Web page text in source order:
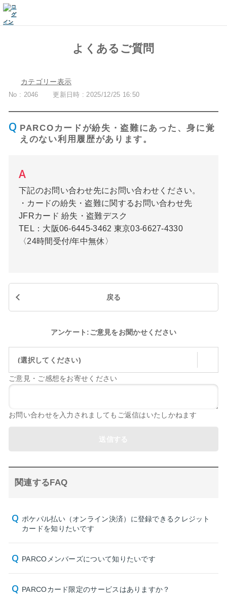
よくあるご質問
カテゴリー表示
No : 2046 更新日時 : 2025/12/25 16:50
PARCOカードが紛失・盗難にあった、身に覚
えのない利用履歴があります。
下記のお問い合わせ先にお問い合わせください。
・カードの紛失・盗難に関するお問い合わせ先
JFRカード 紛失・盗難デスク
TEL：大阪06-6445-3462 東京03-6627-4330
〈24時間受付/年中無休〉
戻る
アンケート:ご意見をお聞かせください
(選択してください)
ご意見・ご感想をお寄せください
お問い合わせを入力されましてもご返信はいたしかねます
関連するFAQ
ポケパル払い（オンライン決済）に登録できるクレジット
カードを知りたいです
PARCOメンバーズについて知りたいです
PARCOカード限定のサービスはありますか？